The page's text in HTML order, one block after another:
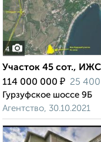
4
Участок 45 сот.,
114 000 000 ₽ 25 400
Гурзуфское шоссе 9Б
Агентство, 30.10.2021